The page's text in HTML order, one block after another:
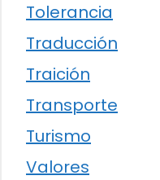
Tolerancia
Traducción
Traición
Transporte
Turismo
Valores